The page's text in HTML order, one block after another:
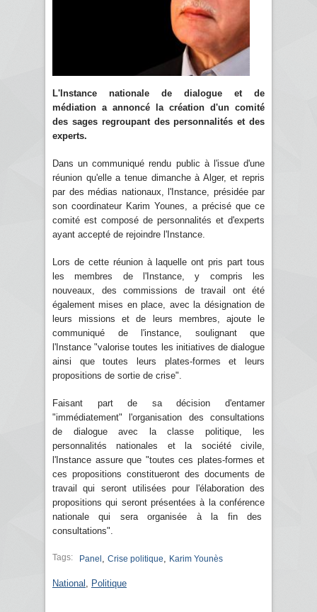
L'Instance nationale de dialogue et de
médiation a annoncé la création d'un comité
des sages regroupant des personnalités et des
experts.
Dans un communiqué rendu public à l'issue d'une
réunion qu'elle a tenue dimanche à Alger, et repris
par des médias nationaux, l'Instance, présidée par
son coordinateur Karim Younes, a précisé que ce
comité est composé de personnalités et d'experts
ayant accepté de rejoindre l'Instance.
Lors de cette réunion à laquelle ont pris part tous
les membres de l'Instance, y compris les
nouveaux, des commissions de travail ont été
également mises en place, avec la désignation de
leurs missions et de leurs membres, ajoute le
communiqué de l'instance, soulignant que
l'Instance "valorise toutes les initiatives de dialogue
ainsi que toutes leurs plates-formes et leurs
propositions de sortie de crise".
Faisant part de sa décision d'entamer
"immédiatement" l'organisation des consultations
de dialogue avec la classe politique, les
personnalités nationales et la société civile,
l'Instance assure que "toutes ces plates-formes et
ces propositions constitueront des documents de
travail qui seront utilisées pour l'élaboration des
propositions qui seront présentées à la conférence
nationale qui sera organisée à la fin des
consultations".
Tags: Panel Crise politique Karim Younès
National Politique